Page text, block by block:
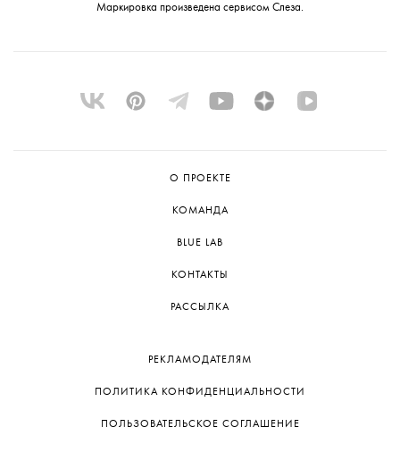
Маркировка произведена сервисом Слеза.
О ПРОЕКТЕ
КОМАНДА
BLUE LAB
КОНТАКТЫ
РАССЫЛКА
РЕКЛАМОДАТЕЛЯМ
ПОЛИТИКА КОНФИДЕНЦИАЛЬНОСТИ
ПОЛЬЗОВАТЕЛЬСКОЕ СОГЛАШЕНИЕ